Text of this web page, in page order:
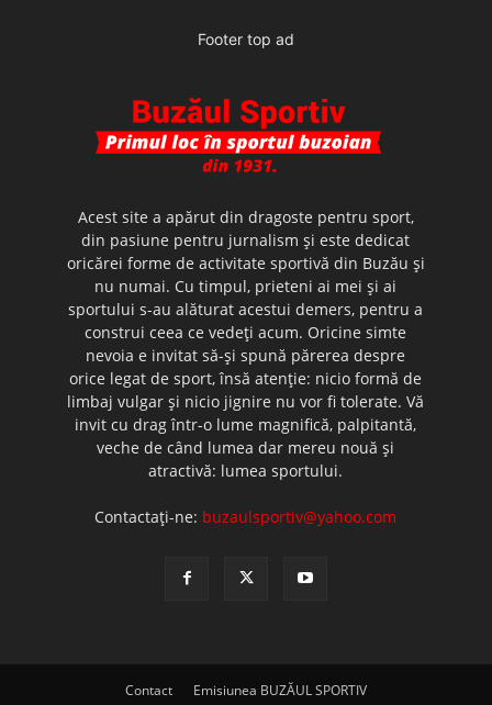
Footer top ad
Acest site a apărut din dragoste pentru sport,
din pasiune pentru jurnalism şi este dedicat
oricărei forme de activitate sportivă din Buzău şi
nu numai. Cu timpul, prieteni ai mei şi ai
sportului s-au alăturat acestui demers, pentru a
construi ceea ce vedeţi acum. Oricine simte
nevoia e invitat să-şi spună părerea despre
orice legat de sport, însă atenţie: nicio formă de
limbaj vulgar şi nicio jignire nu vor fi tolerate. Vă
invit cu drag într-o lume magnifică, palpitantă,
veche de când lumea dar mereu nouă şi
atractivă: lumea sportului.
Contactați-ne: buzaulsportiv@yahoo.com
Contact Emisiunea BUZĂUL SPORTIV